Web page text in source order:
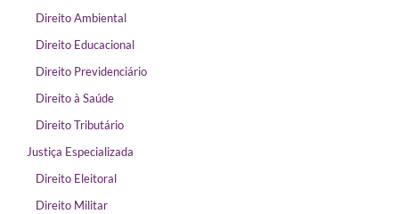
Direito Ambiental
Direito Educacional
Direito Previdenciário
Direito à Saúde
Direito Tributário
Justiça Especializada
Direito Eleitoral
Direito Militar